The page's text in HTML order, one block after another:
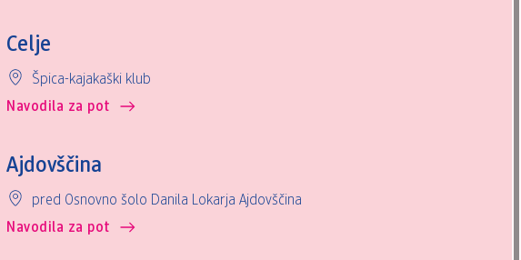
Celje
Špica-kajakaški klub
Navodila za pot
Ajdovščina
pred Osnovno šolo Danila Lokarja Ajdovščina
Navodila za pot